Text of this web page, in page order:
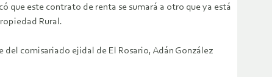
este contrato de renta se sumará a otro que ya está
Rural.
comisariado ejidal de El Rosario, Adán González